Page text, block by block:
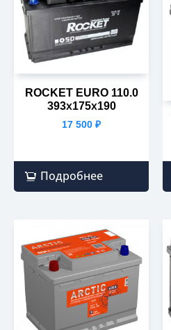
ROCKET EURO 110.0
393х175х190
17 500 ₽
Подробнее